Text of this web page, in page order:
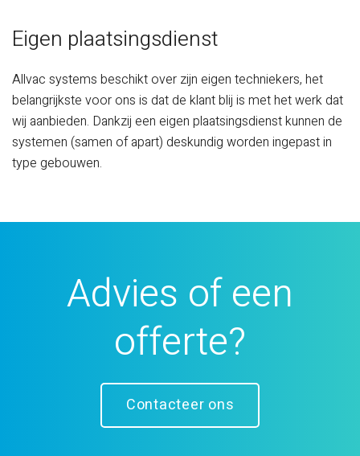
Eigen plaatsingsdienst
Allvac systems beschikt over zijn eigen techniekers, het
belangrijkste voor ons is dat de klant blij is met het werk dat
wij aanbieden. Dankzij een eigen plaatsingsdienst kunnen de
systemen (samen of apart) deskundig worden ingepast in
type gebouwen.
Advies of een
offerte?
Contacteer ons